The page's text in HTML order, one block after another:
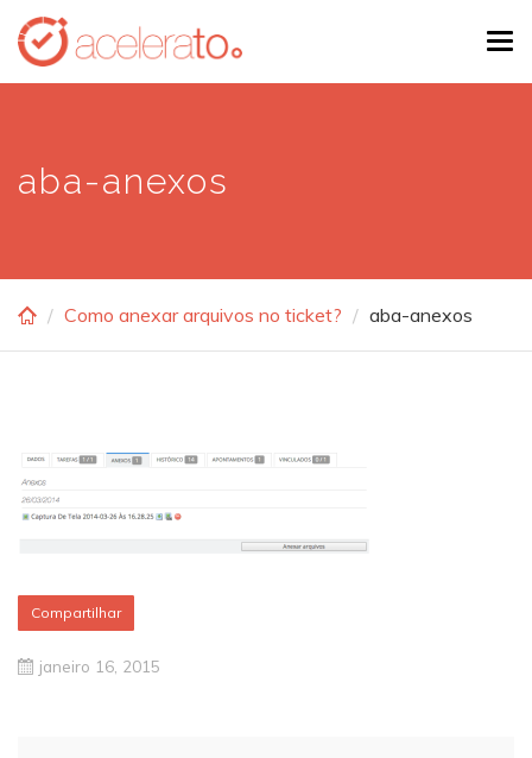
Skip
main
aba-anexos
Como anexar arquivos no ticket? aba-anexos
Compartilhar
janeiro 16, 2015